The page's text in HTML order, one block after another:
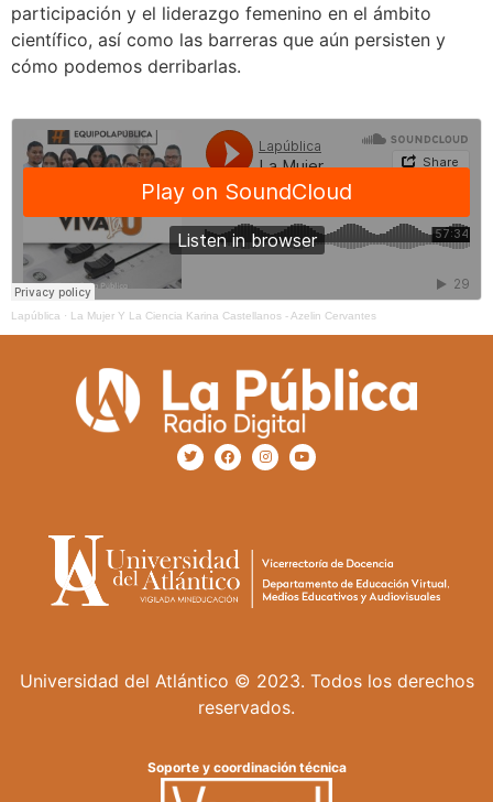
participación y el liderazgo femenino en el ámbito
científico, así como las barreras que aún persisten y
cómo podemos derribarlas.
Lapública · La Mujer Y La Ciencia Karina Castellanos - Azelin Cervantes
Universidad del Atlántico © 2023. Todos los derechos
reservados.
Soporte y coordinación técnica